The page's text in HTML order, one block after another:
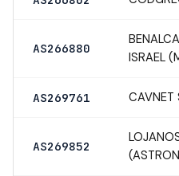
AS266880
ISRAEL
AS269761 CAVNET
AS269852